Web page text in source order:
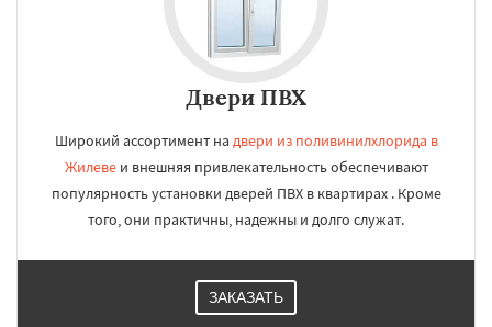
Двери ПВХ
Широкий ассортимент на двери из поливинилхлорида в
Жилевеи внешняя привлекательность обеспечивают
популярность установки дверей ПВХ в квартирах . Кроме
того, они практичны, надежны и долго служат.
ЗАКАЗАТЬ